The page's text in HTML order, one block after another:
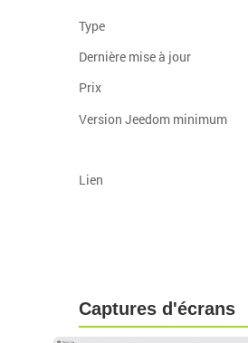
Type
Dernière mise à jour
Prix
Version Jeedom minimum
Lien
Captures d'écrans